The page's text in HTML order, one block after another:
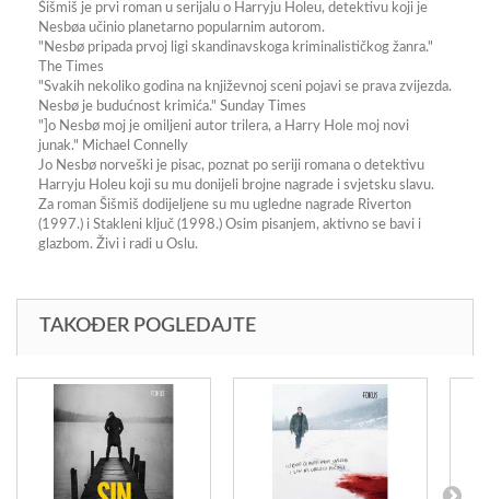
Šišmiš je prvi roman u serijalu o Harryju Holeu, detektivu koji je
Nesbøa učinio planetarno popularnim autorom.
"Nesbø pripada prvoj ligi skandinavskoga kriminalističkog žanra."
The Times
"Svakih nekoliko godina na književnoj sceni pojavi se prava zvijezda.
Nesbø je budućnost krimića." Sunday Times
"]o Nesbø moj je omiljeni autor trilera, a Harry Hole moj novi
junak." Michael Connelly
Jo Nesbø norveški je pisac, poznat po seriji romana o detektivu
Harryju Holeu koji su mu donijeli brojne nagrade i svjetsku slavu.
Za roman Šišmiš dodijeljene su mu ugledne nagrade Riverton
(1997.) i Stakleni ključ (1998.) Osim pisanjem, aktivno se bavi i
glazbom. Živi i radi u Oslu.
TAKOĐER POGLEDAJTE